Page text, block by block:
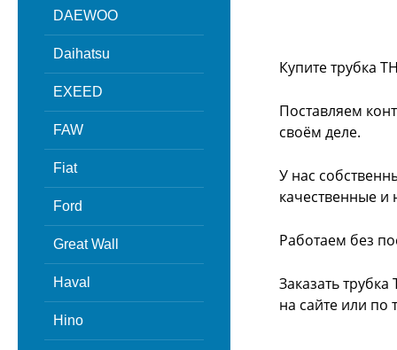
DAEWOO
Daihatsu
EXEED
FAW
Fiat
Ford
Great Wall
Haval
Hino
Купите трубка
Поставляем
своём деле.
У нас
качественные и
Работаем без
Заказать
на сайте или по